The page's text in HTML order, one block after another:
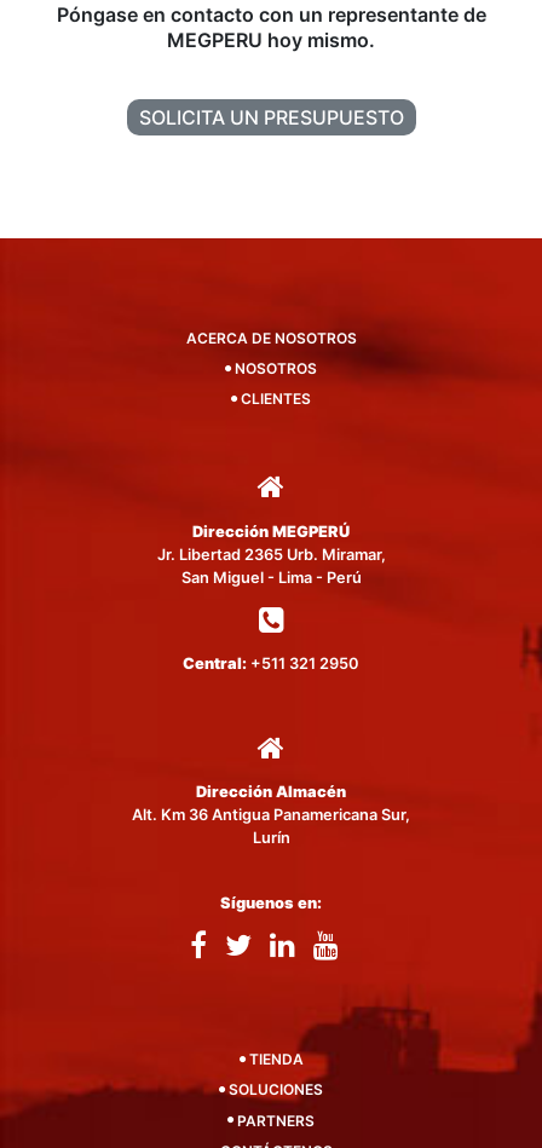
Póngase en contacto con un representante de
MEGPERU hoy mismo.
SOLICITA UN PRESUPUESTO
ACERCA DE NOSOTROS
NOSOTROS
CLIENTES
Dirección MEGPERÚ
Jr. Libertad 2365 Urb. Miramar,
San Miguel - Lima - Perú
Central: +511 321 2950
Dirección Almacén
Alt. Km 36 Antigua Panamericana Sur,
Lurín
Síguenos en:
TIENDA
SOLUCIONES
PARTNERS